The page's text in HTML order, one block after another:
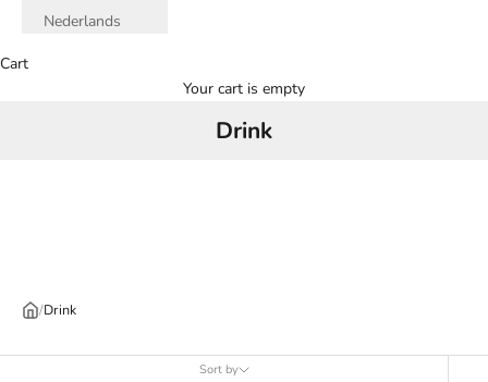
Nederlands
Cart
Your cart is empty
Drink
/Drink
Sort by